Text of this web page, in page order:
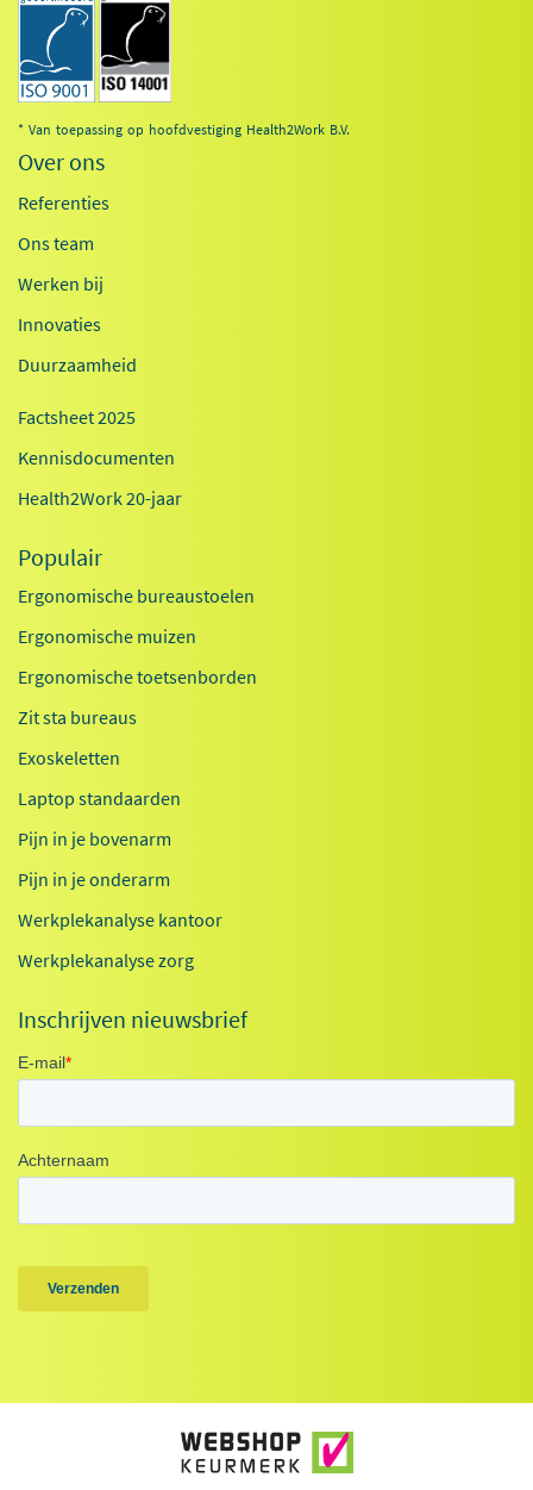
* Van toepassing op hoofdvestiging Health2Work B.V.
Over ons
Referenties
Ons team
Werken bij
Innovaties
Duurzaamheid
Factsheet 2025
Kennisdocumenten
Health2Work 20-jaar
Populair
Ergonomische bureaustoelen
Ergonomische muizen
Ergonomische toetsenborden
Zit sta bureaus
Exoskeletten
Laptop standaarden
Pijn in je bovenarm
Pijn in je onderarm
Werkplekanalyse kantoor
Werkplekanalyse zorg
Inschrijven nieuwsbrief